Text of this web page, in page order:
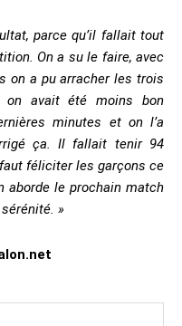
parce qu’il fallait tout
On a su le faire, avec
on a pu arracher les trois
on avait été moins bon
minutes et on l’a
ça. Il fallait tenir 94
féliciter les garçons ce
aborde le prochain match
»